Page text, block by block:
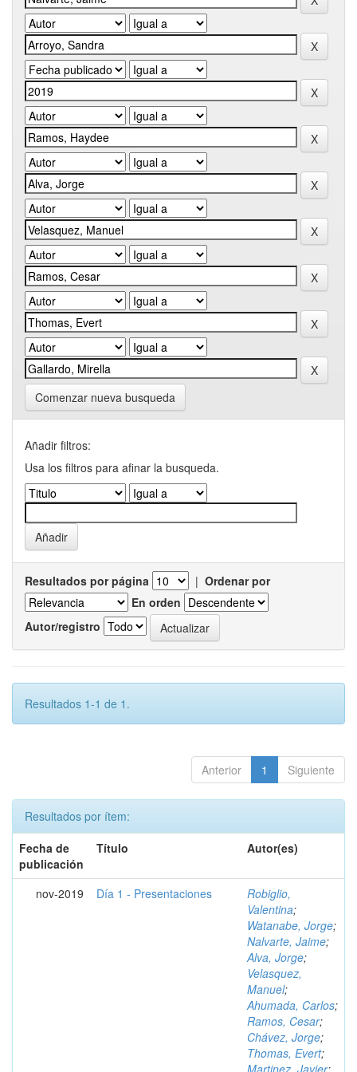
Comenzar nueva busqueda
Añadir filtros:
Usa los filtros para afinar la busqueda.
Resultados por página | Ordenar por
En orden
Autor/registro
Resultados 1-1 de 1.
Anterior 1 Siguiente
Resultados por ítem:
Fecha de
publicación
Título Autor(es)
nov-2019 Día 1 - Presentaciones
Robiglio,
Valentina;
Watanabe, Jorge;
Nalvarte, Jaime;
Alva, Jorge;
Velasquez,
Manuel;
Ahumada, Carlos;
Ramos, Cesar;
Chávez, Jorge;
Thomas, Evert;
Martinez, Javier;